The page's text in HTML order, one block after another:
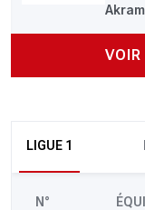
VOIR
LIGUE 1
N°